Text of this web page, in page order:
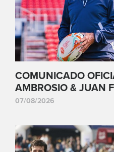
COMUNICADO
AMBROSIO & JUAN
07/08/2026